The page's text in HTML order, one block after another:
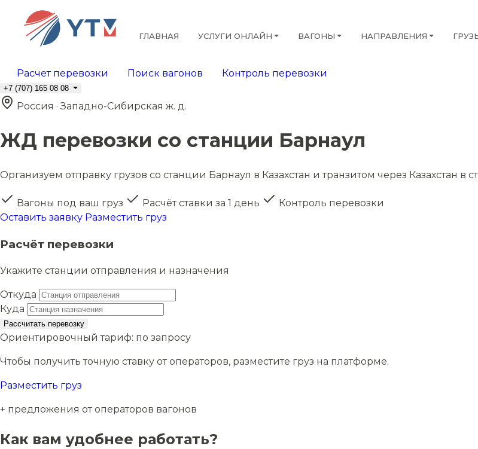
ГЛАВНАЯ УСЛУГИ ОНЛАЙН ВАГОНЫ НАПРАВЛЕНИЯ
Расчет перевозки Поиск вагонов Контроль перевозки
+7 (707) 165 08 08
Россия · Западно-Сибирская ж. д.
ЖД перевозки со станции Барнаул
Организуем отправку грузов со станции Барнаул в Казахстан и транзитом через Казахстан в
Вагоны под ваш груз Расчёт ставки за 1 день
Контроль перевозки
Оставить заявку Разместить груз
Расчёт перевозки
Укажите станции отправления и назначения
Откуда
Куда
Рассчитать перевозку
Ориентировочный тариф: по запросу
Чтобы получить точную ставку от операторов, разместите груз на платформе.
Разместить груз
+ предложения от операторов вагонов
Как вам удобнее работать?